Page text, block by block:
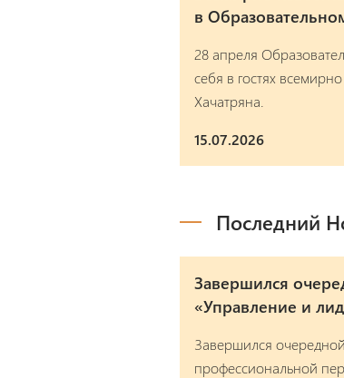
в
28 апреля
себя в гостях
Хачатряна.
15.07.2026
Последний
Завершился
«Управление и
Завершился
профессиональной